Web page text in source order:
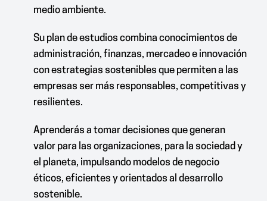
medio ambiente.
Su plan de estudios combina conocimientos de
administración, finanzas, mercadeo e innovación
con estrategias sostenibles que permiten a las
empresas ser más responsables, competitivas y
resilientes.
Aprenderás a tomar decisiones que generan
valor para las organizaciones, para la sociedad y
el planeta, impulsando modelos de negocio
éticos, eficientes y orientados al desarrollo
sostenible.